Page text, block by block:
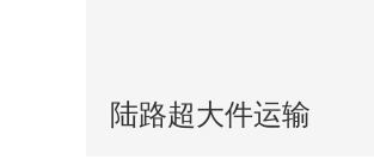
陆路超大件运输